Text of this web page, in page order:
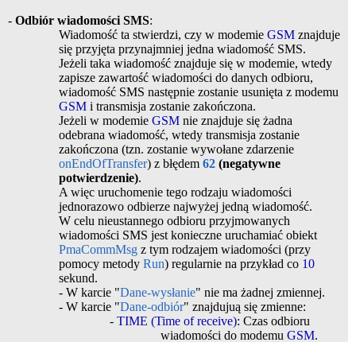
- Odbiór wiadomości SMS:
Wiadomość ta stwierdzi, czy w modemie GSM znajduje
się przyjęta przynajmniej jedna wiadomość SMS.
Jeżeli taka wiadomość znajduje się w modemie, wtedy
zapisze zawartość wiadomości do danych odbioru,
wiadomość SMS następnie zostanie usunięta z modemu
GSM i transmisja zostanie zakończona.
Jeżeli w modemie GSM nie znajduje się żadna
odebrana wiadomość, wtedy transmisja zostanie
zakończona (tzn. zostanie wywołane zdarzenie
onEndOfTransfer) z błędem 62 (negatywne
potwierdzenie).
A więc uruchomenie tego rodzaju wiadomości
jednorazowo odbierze najwyżej jedną wiadomość.
W celu nieustannego odbioru przyjmowanych
wiadomości SMS jest konieczne uruchamiać obiekt
PmaCommMsg z tym rodzajem wiadomości (przy
pomocy metody Run) regularnie na przykład co 10
sekund.
- W karcie "Dane-wysłanie" nie ma żadnej zmiennej.
- W karcie "Dane-odbiór" znajdujuą się zmienne:
- TIME (Time of receive): Czas odbioru
wiadomości do modemu GSM.